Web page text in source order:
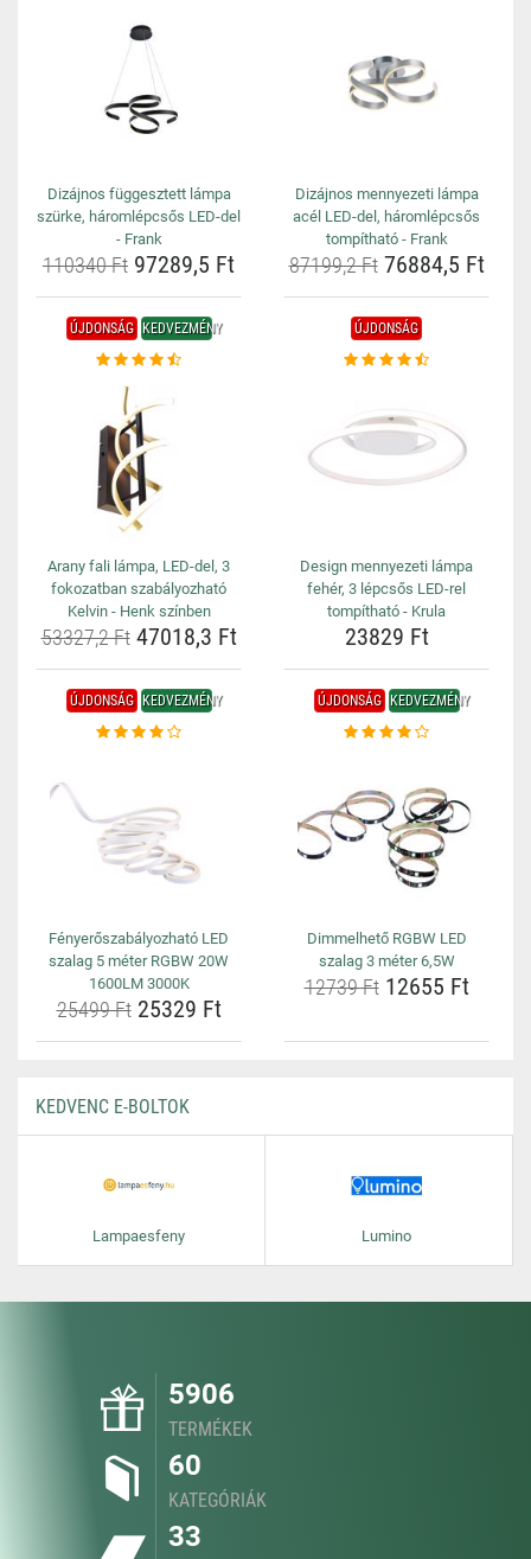
Dizájnos függesztett lámpa
szürke, háromlépcsős LED-del
- Frank
110340 Ft 97289,5 Ft
Dizájnos mennyezeti lámpa
acél LED-del, háromlépcsős
tompítható - Frank
87199,2 Ft76884,5 Ft
ÚJDONSÁG KEDVEZMÉNY
Arany fali lámpa, LED-del, 3
fokozatban szabályozható
Kelvin - Henk színben
53327,2 Ft47018,3 Ft
ÚJDONSÁG
Design mennyezeti lámpa
fehér, 3 lépcsős LED-rel
tompítható - Krula
23829 Ft
ÚJDONSÁG KEDVEZMÉNY
Fényerőszabályozható LED
szalag 5 méter RGBW 20W
1600LM 3000K
25499 Ft25329 Ft
ÚJDONSÁG KEDVEZMÉNY
Dimmelhető RGBW LED
szalag 3 méter 6,5W
12739 Ft12655 Ft
KEDVENC E-BOLTOK
Lampaesfeny Lumino
5906
TERMÉKEK
60
KATEGÓRIÁK
33